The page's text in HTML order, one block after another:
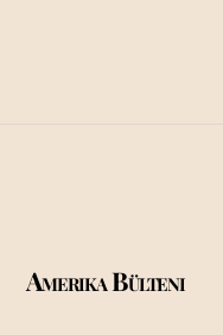
Amerika Bülteni